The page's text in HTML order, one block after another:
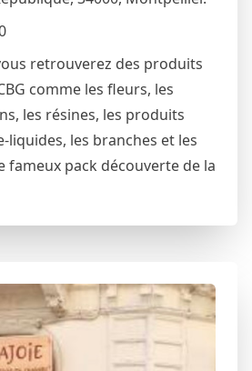
retrouverez des produits
comme les fleurs, les
les résines, les produits
liquides, les branches et les
fameux pack découverte de la